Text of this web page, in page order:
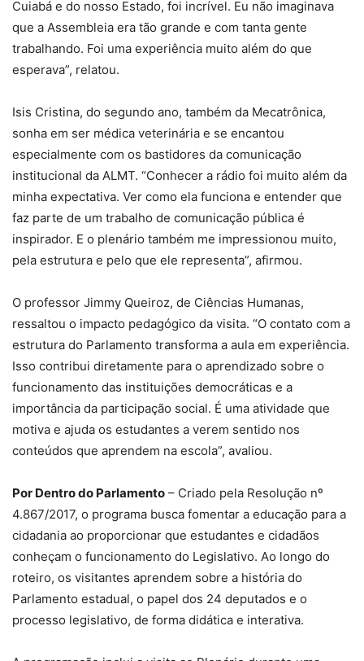
Cuiabá e do nosso Estado, foi incrível. Eu não imaginava
que a Assembleia era tão grande e com tanta gente
trabalhando. Foi uma experiência muito além do que
esperava”, relatou.
Isis Cristina, do segundo ano, também da Mecatrônica,
sonha em ser médica veterinária e se encantou
especialmente com os bastidores da comunicação
institucional da ALMT. “Conhecer a rádio foi muito além da
minha expectativa. Ver como ela funciona e entender que
faz parte de um trabalho de comunicação pública é
inspirador. E o plenário também me impressionou muito,
pela estrutura e pelo que ele representa”, afirmou.
O professor Jimmy Queiroz, de Ciências Humanas,
ressaltou o impacto pedagógico da visita. “O contato com a
estrutura do Parlamento transforma a aula em experiência.
Isso contribui diretamente para o aprendizado sobre o
funcionamento das instituições democráticas e a
importância da participação social. É uma atividade que
motiva e ajuda os estudantes a verem sentido nos
conteúdos que aprendem na escola”, avaliou.
Por Dentro do Parlamento – Criado pela Resolução nº
4.867/2017, o programa busca fomentar a educação para a
cidadania ao proporcionar que estudantes e cidadãos
conheçam o funcionamento do Legislativo. Ao longo do
roteiro, os visitantes aprendem sobre a história do
Parlamento estadual, o papel dos 24 deputados e o
processo legislativo, de forma didática e interativa.